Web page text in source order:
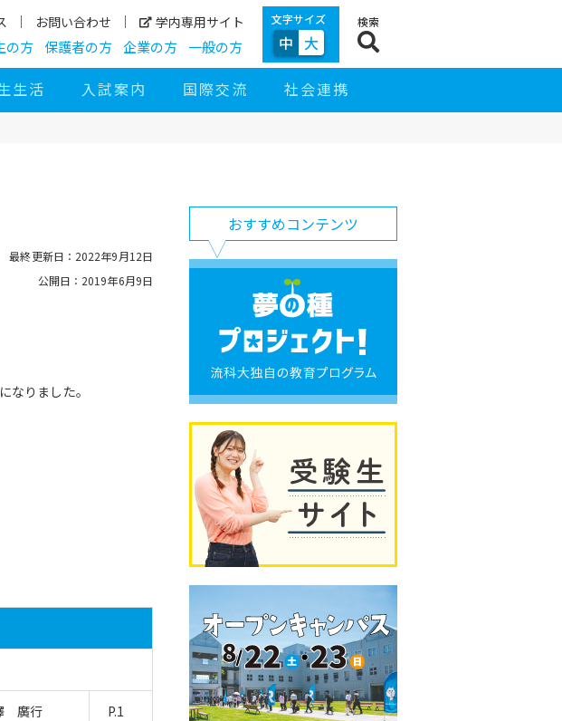
お問い合わせ 学内専用サイト
の方 保護者の方 企業の方 一般の方
文字サイズ
中 大
検索
生活 入試案内 国際交流 社会連携
最終更新日：2022年9月12日
公開日：2019年6月9日
なりました。
廣行
P.1
イ
ビ
ゲ
ー
サ
ト
ビ
お
す
コ
おすすめコンテンツ
夢
ト！
科
大
自
プ
ロ
グ
ラ
受
イ
ト
オ
ン
キ
ャ
ン
パ
ス